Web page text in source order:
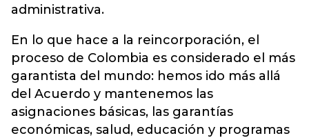
administrativa.
En lo que hace a la reincorporación, el
proceso de Colombia es considerado el más
garantista del mundo: hemos ido más allá
del Acuerdo y mantenemos las
asignaciones básicas, las garantías
económicas, salud, educación y programas